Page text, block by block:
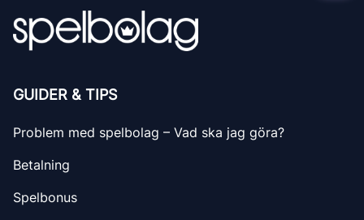
GUIDER & TIPS
Problem med spelbolag – Vad ska jag göra?
Betalning
Spelbonus